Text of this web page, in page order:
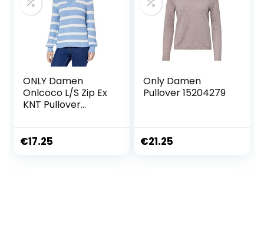
ONLY Damen
Onlcoco L/S Zip Ex
KNT Pullover
€17.25
Only Damen
Pullover 15204279
€21.25